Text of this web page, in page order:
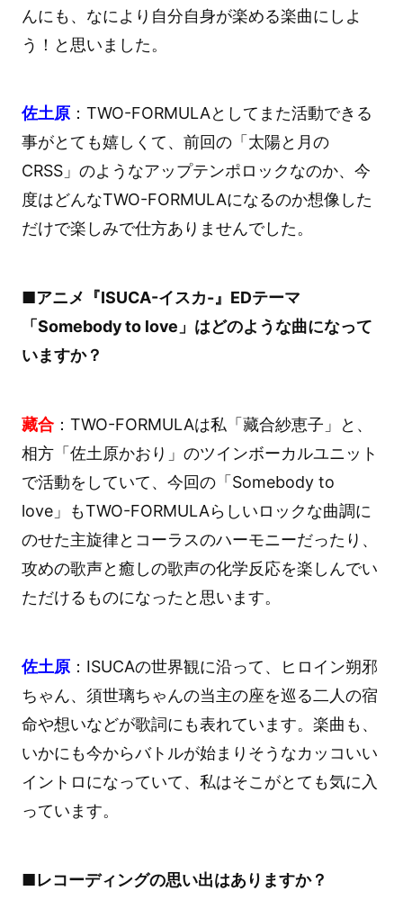
んにも、なにより自分自身が楽める楽曲にしよ
う！と思いました。
佐土原：TWO-FORMULAとしてまた活動できる
事がとても嬉しくて、前回の「太陽と月の
CRSS」のようなアップテンポロックなのか、今
度はどんなTWO-FORMULAになるのか想像した
だけで楽しみで仕方ありませんでした。
■アニメ『ISUCA-イスカ-』EDテーマ
「Somebody to love」はどのような曲になって
いますか？
藏合：TWO-FORMULAは私「藏合紗恵子」と、
相方「佐土原かおり」のツインボーカルユニット
で活動をしていて、今回の「Somebody to
love」もTWO-FORMULAらしいロックな曲調に
のせた主旋律とコーラスのハーモニーだったり、
攻めの歌声と癒しの歌声の化学反応を楽しんでい
ただけるものになったと思います。
佐土原：ISUCAの世界観に沿って、ヒロイン朔邪
ちゃん、須世璃ちゃんの当主の座を巡る二人の宿
命や想いなどが歌詞にも表れています。楽曲も、
いかにも今からバトルが始まりそうなカッコいい
イントロになっていて、私はそこがとても気に入
っています。
■レコーディングの思い出はありますか？